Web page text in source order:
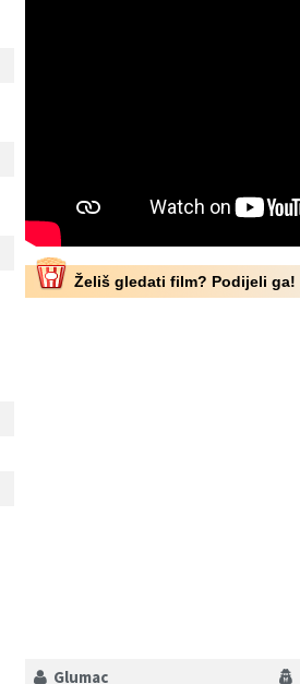
Želiš gledati film? Podijeli ga!
Glumac